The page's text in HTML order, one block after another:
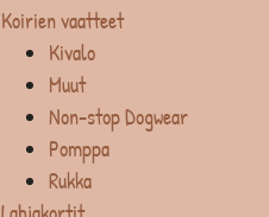
Koirien vaatteet
Kivalo
Muut
Non-stop Dogwear
Pomppa
Rukka